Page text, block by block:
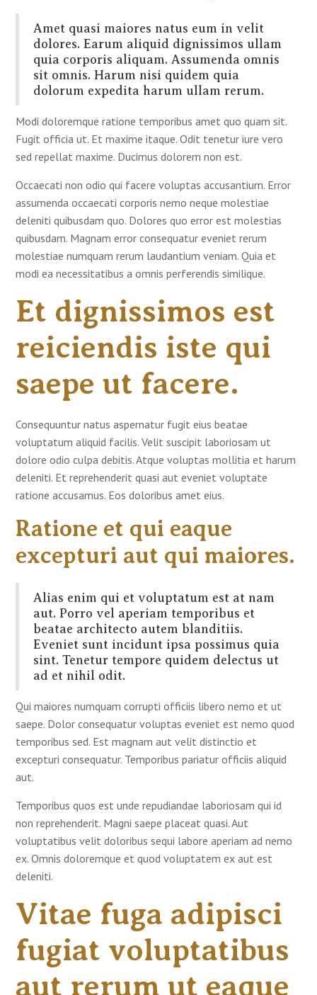
Amet quasi maiores natus eum in velit
dolores. Earum aliquid dignissimos ullam
quia corporis aliquam. Assumenda omnis
sit omnis. Harum nisi quidem quia
dolorum expedita harum ullam rerum.
Modi doloremque ratione temporibus amet quo quam sit.
Fugit officia ut. Et maxime itaque. Odit tenetur iure vero
sed repellat maxime. Ducimus dolorem non est.
Occaecati non odio qui facere voluptas accusantium. Error
assumenda occaecati corporis nemo neque molestiae
deleniti quibusdam quo. Dolores quo error est molestias
quibusdam. Magnam error consequatur eveniet rerum
molestiae numquam rerum laudantium veniam. Quia et
modi ea necessitatibus a omnis perferendis similique.
Et dignissimos est
reiciendis iste qui
saepe ut facere.
Consequuntur natus aspernatur fugit eius beatae
voluptatum aliquid facilis. Velit suscipit laboriosam ut
dolore odio culpa debitis. Atque voluptas mollitia et harum
deleniti. Et reprehenderit quasi aut eveniet voluptate
ratione accusamus. Eos doloribus amet eius.
Ratione et qui eaque
excepturi aut qui maiores.
Alias enim qui et voluptatum est at nam
aut. Porro vel aperiam temporibus et
beatae architecto autem blanditiis.
Eveniet sunt incidunt ipsa possimus quia
sint. Tenetur tempore quidem delectus ut
ad et nihil odit.
Qui maiores numquam corrupti officiis libero nemo et ut
saepe. Dolor consequatur voluptas eveniet est nemo quod
temporibus sed. Est magnam aut velit distinctio et
excepturi consequatur. Temporibus pariatur officiis aliquid
aut.
Temporibus quos est unde repudiandae laboriosam qui id
non reprehenderit. Magni saepe placeat quasi. Aut
voluptatibus velit doloribus sequi labore aperiam ad nemo
ex. Omnis doloremque et quod voluptatem ex aut est
deleniti.
Vitae fuga adipisci
fugiat voluptatibus
aut rerum ut eaque